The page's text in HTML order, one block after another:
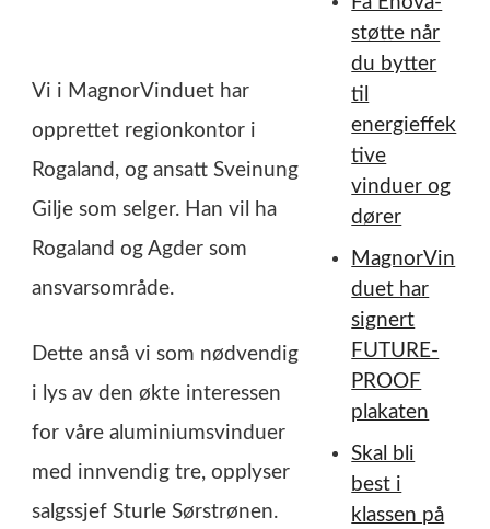
Vi i MagnorVinduet har
opprettet regionkontor i
Rogaland, og ansatt Sveinung
Gilje som selger. Han vil ha
Rogaland og Agder som
ansvarsområde.
Dette anså vi som nødvendig
i lys av den økte interessen
for våre aluminiumsvinduer
med innvendig tre, opplyser
salgssjef Sturle Sørstrønen.
støtte når
du bytter
til
energieffek
tive
vinduer og
dører
MagnorVin
duet har
signert
FUTURE-
PROOF
plakaten
Skal bli
best i
klassen på